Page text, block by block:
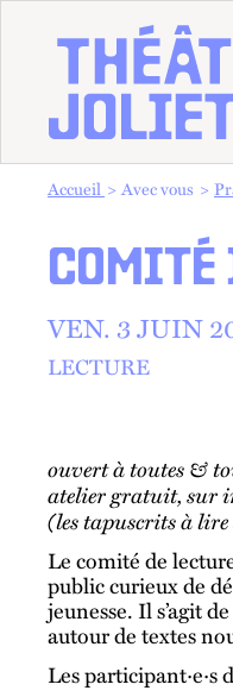
Vous êtes dans :
Accueil Avec vous
COMITÉ
VEN. 3 JUIN
LECTURE
ouvert à toutes &
atelier gratuit, sur
(les tapuscrits à
Le comité de
public curieux de
jeunesse. Il s’agit
autour de textes
Les